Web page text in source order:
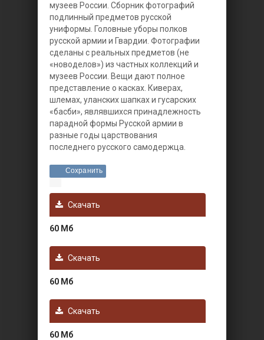
музеев России. Сборник фотографий
подлинный предметов русской
униформы. Головные уборы полков
русской армии и Гвардии. Фотографии
сделаны с реальных предметов (не
«новоделов») из частных коллекций и
музеев России. Вещи дают полное
представление о касках. Киверах,
шлемах, уланских шапках и гусарских
«басби», являвшихся принадлежность
парадной формы Русской армии в
разные годы царствования
последнего русского самодержца.
Сохранить
Скачать
60 Мб
Скачать
60 Мб
Скачать
60 Мб